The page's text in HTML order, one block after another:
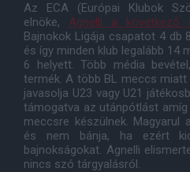
Az ECA (Európai Klubok
elnöke, Agnelli a következő
Bajnokok Ligája csapatot 4 db
és így minden klub legalább 14
6 helyett. Több média
termék. A több BL meccs
javasolja U23 vagy U21
támogatva az utánpótlást
meccsre készülnek. Magyarul
és nem bánja, ha ezért
bajnokságokat. Agnelli
nincs szó tárgyalásról.